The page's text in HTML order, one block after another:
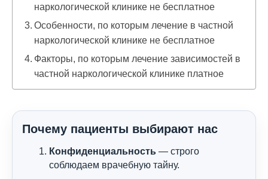
наркологической клинике не бесплатное
Особенности, по которым лечение в частной
наркологической клинике не бесплатное
Факторы, по которым лечение зависимостей в
частной наркологической клинике платное
Почему пациенты выбирают нас
Конфиденциальность — строго
соблюдаем врачебную тайну.